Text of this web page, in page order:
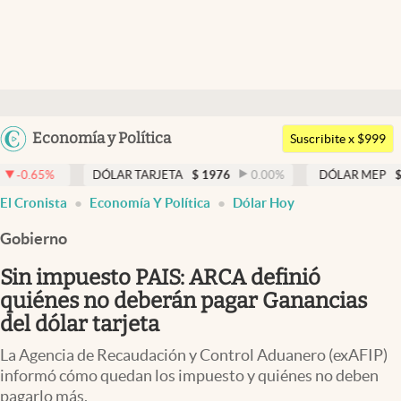
Argentina
Economía y Política
Members
Economía y Política
Finanzas y Mercados
Mercados Online
Negocios
Columnistas
Apertura
Suscribite x $999
DÓLAR TARJETA $ 1976 0.00 % DÓLAR MEP 1521,52
El Cronista Economía Y Política Dólar Hoy
Gobierno
Sin impuesto PAIS: ARCA definió
quiénes no deberán pagar Ganancias
del dólar tarjeta
La Agencia de Recaudación y Control Aduanero (exAFIP)
informó cómo quedan los impuesto y quiénes no deben
pagarlo más.